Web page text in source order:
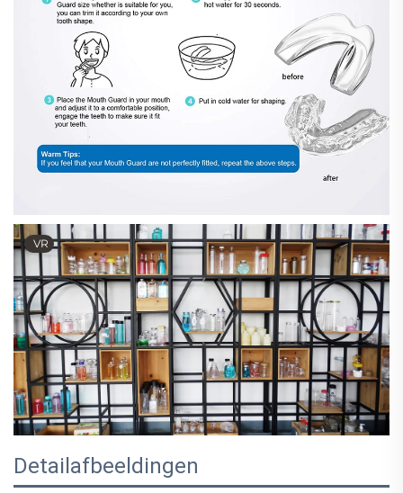
VR
Detailafbeeldingen